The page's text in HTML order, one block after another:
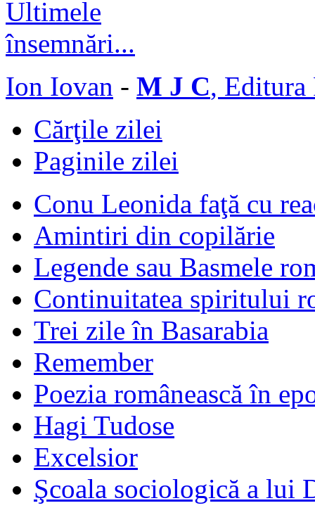
Ion Iovan - M J C, Editura
Cărţile zilei
Paginile zilei
Conu Leonida faţă cu
Amintiri din copilărie
Legende sau Basmele
Continuitatea spiritului
Trei zile în Basarabia
Remember
Poezia românească în
Hagi Tudose
Excelsior
Şcoala sociologică a lui